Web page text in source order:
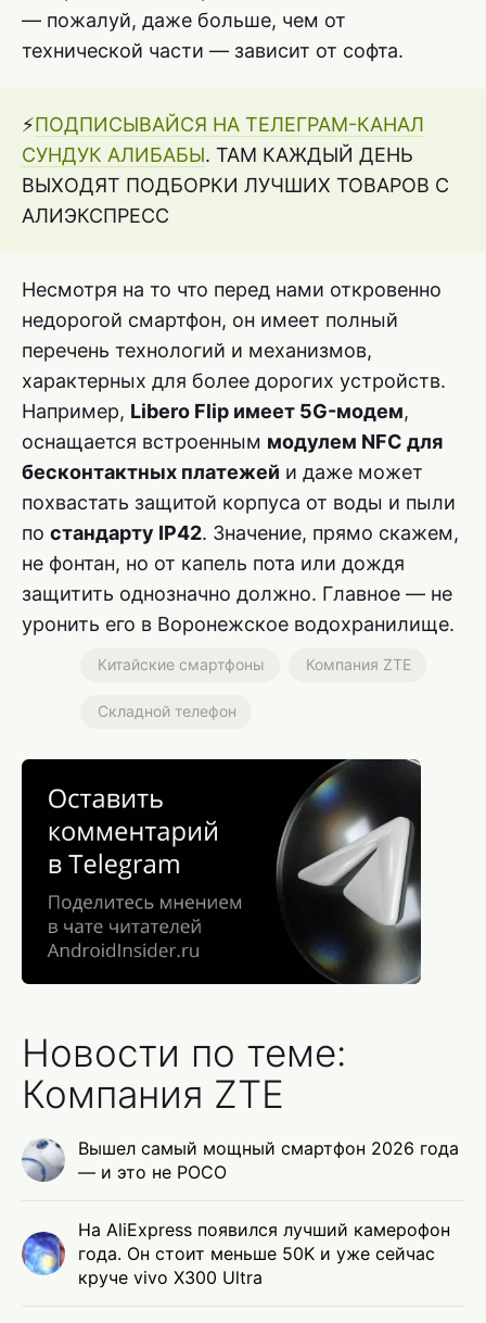
— пожалуй, даже больше, чем от
технической части — зависит от софта.
⚡️ПОДПИСЫВАЙСЯ НА ТЕЛЕГРАМ-КАНАЛ
СУНДУК АЛИБАБЫ. ТАМ КАЖДЫЙ ДЕНЬ
ВЫХОДЯТ ПОДБОРКИ ЛУЧШИХ ТОВАРОВ С
АЛИЭКСПРЕСС
Несмотря на то что перед нами откровенно
недорогой смартфон, он имеет полный
перечень технологий и механизмов,
характерных для более дорогих устройств.
Например, Libero Flip имеет 5G-модем,
оснащается встроенным модулем NFC для
бесконтактных платежей и даже может
похвастать защитой корпуса от воды и пыли
по стандарту IP42. Значение, прямо скажем,
не фонтан, но от капель пота или дождя
защитить однозначно должно. Главное — не
уронить его в Воронежское водохранилище.
Китайские смартфоны Компания ZTE
Складной телефон
Новости по теме:
Компания ZTE
Вышел самый мощный смартфон 2026 года
— и это не POCO
На AliExpress появился лучший камерофон
года. Он стоит меньше 50K и уже сейчас
круче vivo X300 Ultra